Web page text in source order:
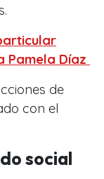
Pamela Díaz
de
con el
social